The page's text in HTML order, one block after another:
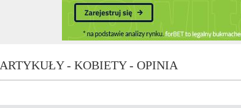
ARTYKUŁY - KOBIETY - OPINIA